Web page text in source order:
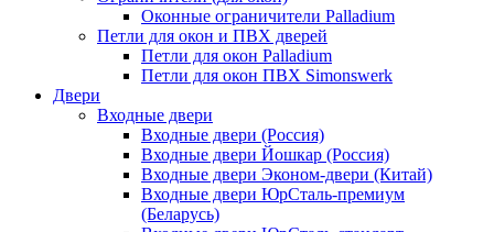
Оконные ограничители Palladium
Петли для окон и ПВХ дверей
Петли для окон Palladium
Петли для окон ПВХ Simonswerk
Двери
Входные двери
Входные двери (Россия)
Входные двери Йошкар (Россия)
Входные двери Эконом-двери (Китай)
Входные двери ЮрСталь-премиум
(Беларусь)